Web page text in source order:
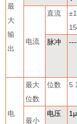
最
大
输
出
电流
直流 ±
脉冲
电
最大
位数
位数 5
最小
电压 1μ